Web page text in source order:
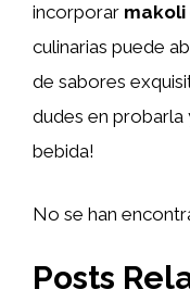
incorporar makoli
culinarias puede
de sabores
dudes en probarla
bebida!
No se han
Posts